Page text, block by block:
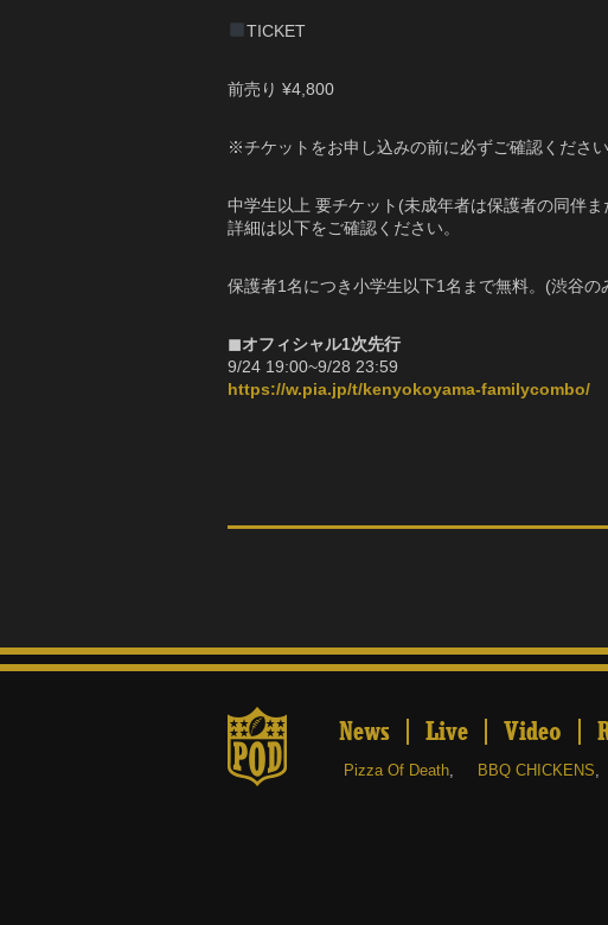
TICKET
前売り ¥4,800
※チケットをお申し込みの前に必ずご確認ください
中学生以上 要チケット(未成年者は保護者の同伴ま
詳細は以下をご確認ください。
保護者1名につき小学生以下1名まで無料。(渋谷
◼︎オフィシャル1次先行
9/24 19:00~9/28 23:59
https://w.pia.jp/t/kenyokoyama-familycombo/
News Live Video
Pizza Of Death BBQ CHICKENS